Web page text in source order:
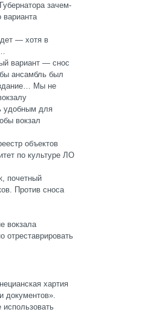
зачем-
варианта
— хотя в
вариант — снос
ансамбль был
здание… Мы не
удобным для
вокзал
объектов
по культуре ЛО
почетный
Против сноса
вокзала
отреставрировать
хартия
документов».